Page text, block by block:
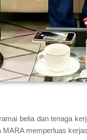
belia dan tenaga
memperluas